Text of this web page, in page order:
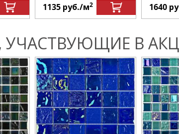
1135 руб./м2 1640
УЧАСТВУЮЩИЕ В